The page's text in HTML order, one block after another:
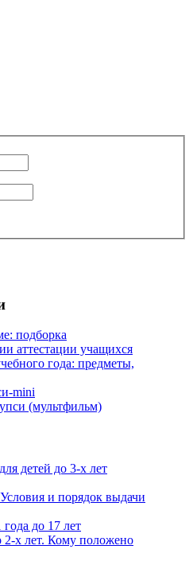
подборка
аттестации учащихся
года: предметы,
mini
(мультфильм)
детей до 3-х лет
и порядок выдачи
года до 17 лет
2-х лет. Кому положено